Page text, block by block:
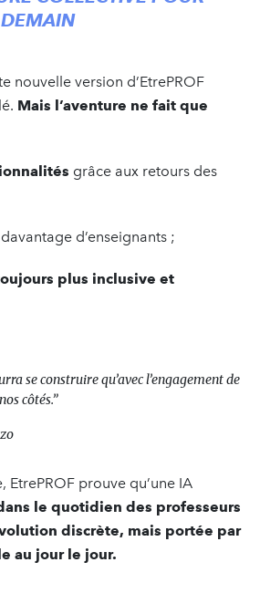
DEMAIN
nouvelle version d’EtrePROF
Mais l’aventure ne fait que
grâce aux retours des
d’enseignants ;
plus inclusive et
se construire qu’avec l’engagement de
côtés.”
prouve qu’une IA
le quotidien des professeurs
discrète, mais portée par
au jour le jour.